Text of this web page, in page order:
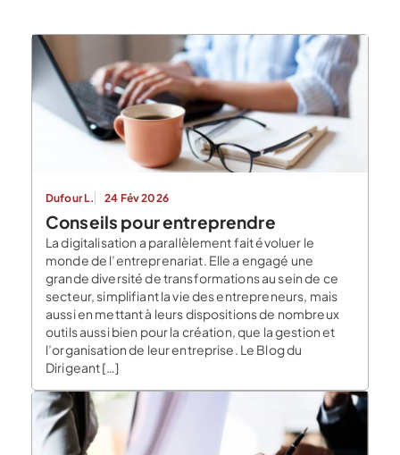
Dufour L. 24 Fév 2026
Conseils pour entreprendre
La digitalisation a parallèlement fait évoluer le
monde de l’entreprenariat. Elle a engagé une
grande diversité de transformations au sein de ce
secteur, simplifiant la vie des entrepreneurs, mais
aussi en mettant à leurs dispositions de nombreux
outils aussi bien pour la création, que la gestion et
l’organisation de leur entreprise. Le Blog du
Dirigeant […]